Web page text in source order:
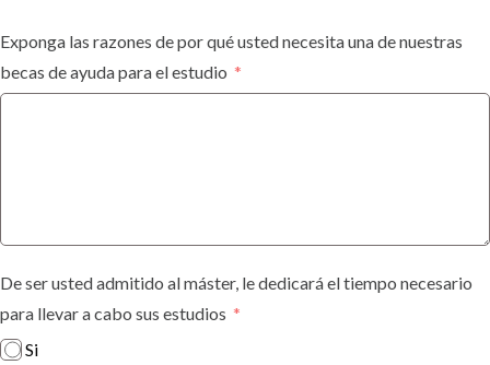
Exponga las razones de por qué usted necesita una de nuestras
becas de ayuda para el estudio
De ser usted admitido al máster, le dedicará el tiempo necesario
para llevar a cabo sus estudios
Si